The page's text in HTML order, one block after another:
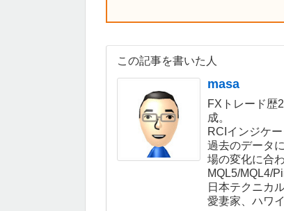
この記事を書いた人
masa
FXトレード歴
成。
RCIインジケ
過去のデータ
場の変化に合
MQL5/MQL4/
日本テクニカ
愛妻家、ハワ